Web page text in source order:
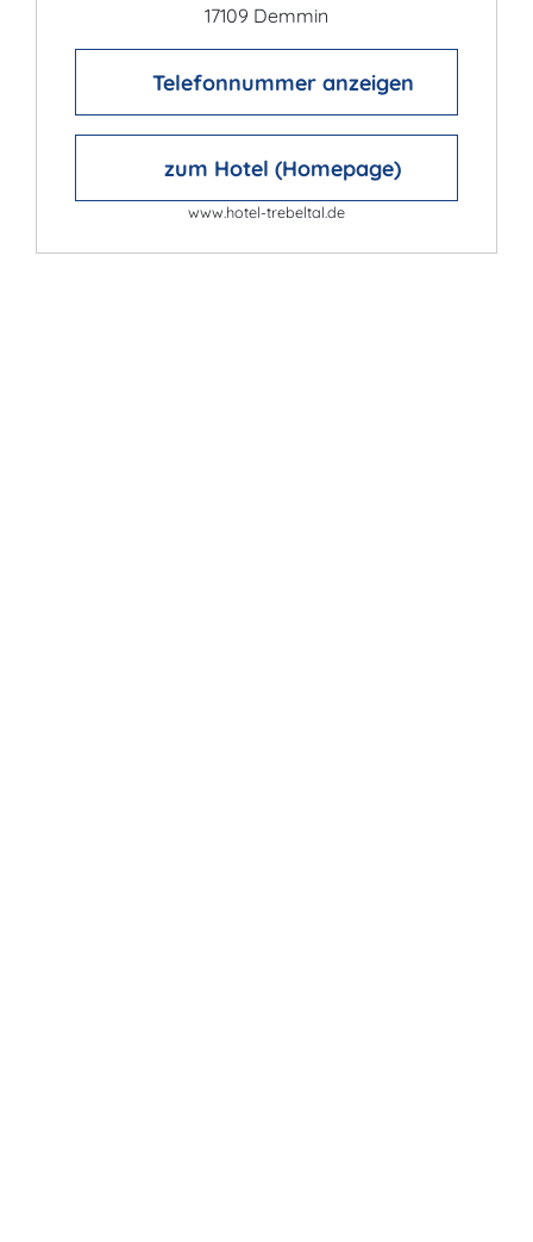
17109 Demmin
Telefonnummer anzeigen
zum Hotel (Homepage)
www.hotel-trebeltal.de